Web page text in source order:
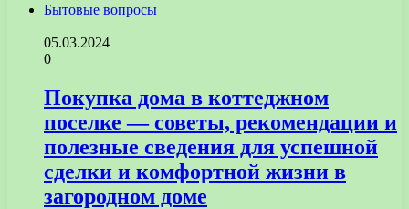
Бытовые вопросы
05.03.2024
0
Покупка дома в коттеджном
поселке — советы, рекомендации и
полезные сведения для успешной
сделки и комфортной жизни в
загородном доме